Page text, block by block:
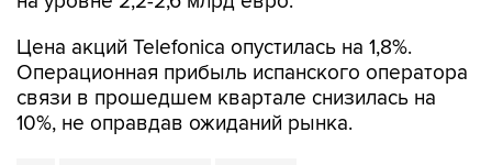
Цена акций Telefonica опустилась на 1,8%.
Операционная прибыль испанского оператора
связи в прошедшем квартале снизилась на
10%, не оправдав ожиданий рынка.